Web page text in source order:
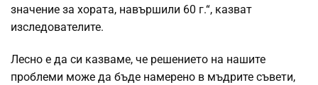
значение за хората, навършили 60 г.“, казват
изследователите.
Лесно е да си казваме, че решението на нашите
проблеми може да бъде намерено в мъдрите съвети,